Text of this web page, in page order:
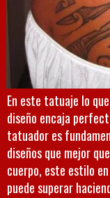
En este tatuaje lo
diseño encaja
tatuador es
diseños que mejor
cuerpo, este estilo
puede superar